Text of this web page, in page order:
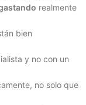
realmente
bien
y no con un
no solo que